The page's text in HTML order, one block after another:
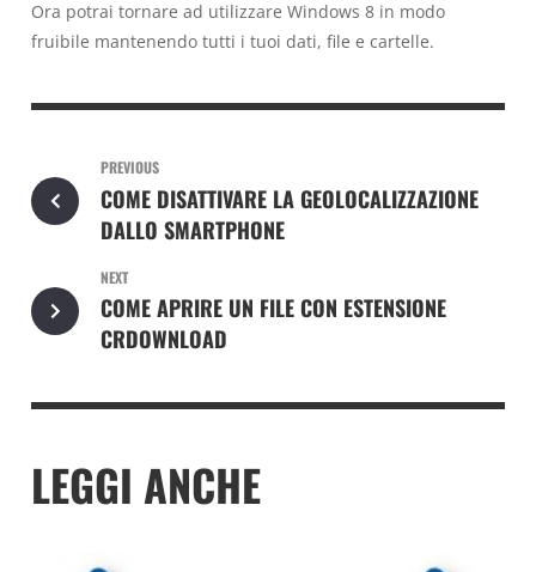
Ora potrai tornare ad utilizzare Windows 8 in modo
fruibile mantenendo tutti i tuoi dati, file e cartelle.
PREVIOUS
COME DISATTIVARE LA GEOLOCALIZZAZIONE
DALLO SMARTPHONE
NEXT
COME APRIRE UN FILE CON ESTENSIONE
CRDOWNLOAD
LEGGI ANCHE